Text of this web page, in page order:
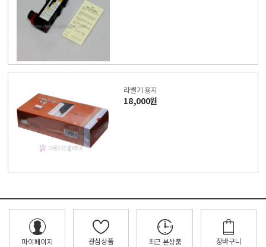
라벨기 용지
18,000원
마이페이지 관심상품 최근 본상품 장바구니